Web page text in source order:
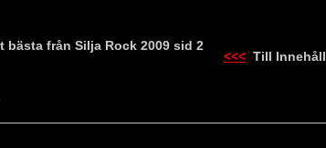
bästa från Silja Rock 2009 sid 2
<<< Till Innehåll